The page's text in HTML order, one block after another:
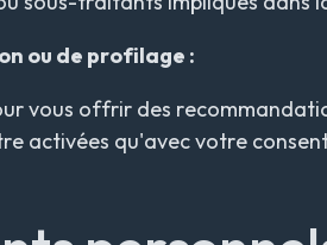
ou de profilage :
vous offrir des
activées qu'avec votre